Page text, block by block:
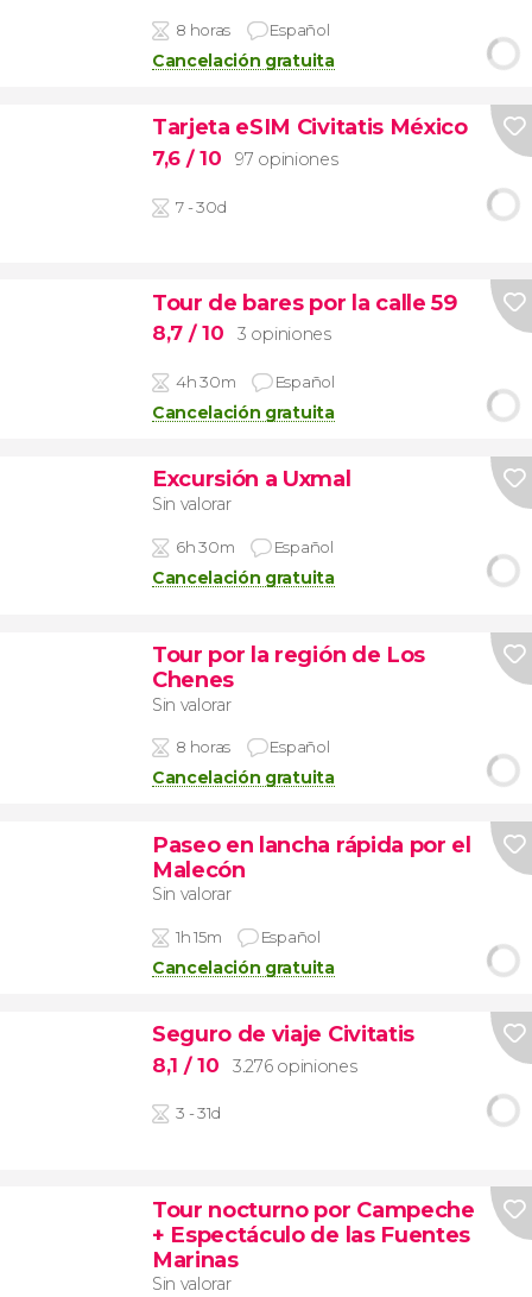
8 horas Español
Cancelación gratuita
Tarjeta eSIM Civitatis México
7,6 / 10 97 opiniones
7 - 30d
Tour de bares por la calle 59
8,7 / 10 3 opiniones
4h 30m Español
Cancelación gratuita
Excursión a Uxmal
Sin valorar
6h 30m Español
Cancelación gratuita
Tour por la región de Los
Chenes
Sin valorar
8 horas Español
Cancelación gratuita
Paseo en lancha rápida por el
Malecón
Sin valorar
1h 15m Español
Cancelación gratuita
Seguro de viaje Civitatis
8,1 / 10 3.276 opiniones
3 - 31d
Tour nocturno por Campeche
+ Espectáculo de las Fuentes
Marinas
Sin valorar